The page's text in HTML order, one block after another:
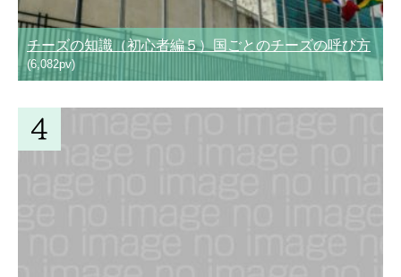
チーズの知識（初心者編５）国ごとのチーズの呼び方
(6,082pv)